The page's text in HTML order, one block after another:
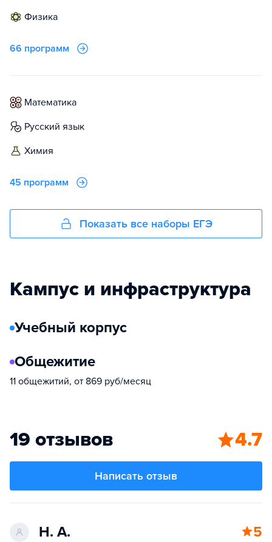
физика
66 программ
математика
русский язык
химия
45 программ
Показать все наборы ЕГЭ
Кампус и инфраструктура
Учебный корпус
Общежитие
11 общежитий, от 869 руб/месяц
19 отзывов 4.7
Написать отзыв
Н. А. 5